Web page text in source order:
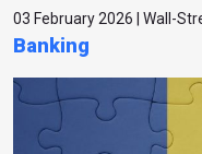
03 February 2026 | Wall-
Banking